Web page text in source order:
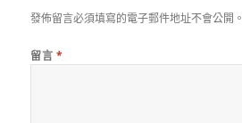
發佈留言必須填寫的電子郵件地址不會公開。
留言 *